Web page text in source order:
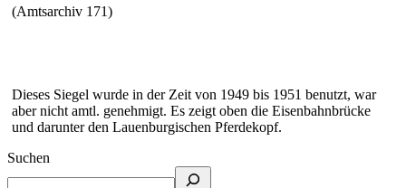
(Amtsarchiv 171)
Dieses Siegel wurde in der Zeit von 1949 bis 1951 benutzt, war
aber nicht amtl. genehmigt. Es zeigt oben die Eisenbahnbrücke
und darunter den Lauenburgischen Pferdekopf.
Suchen